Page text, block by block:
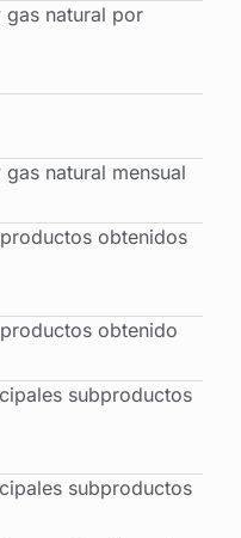
gas natural por
natural mensual
obtenidos
obtenido
subproductos
subproductos